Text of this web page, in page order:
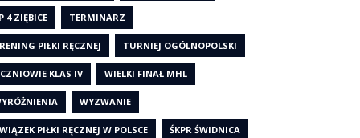
4 ZIĘBICE TERMINARZ
PIŁKI RĘCZNEJ TURNIEJ OGÓLNOPOLSKI
KLAS IV WIELKI FINAŁ MHL
WYZWANIE
PIŁKI RĘCZNEJ W POLSCE ŚKPR ŚWIDNICA